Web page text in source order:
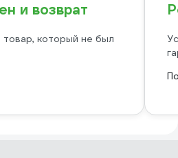
и возврат
который не был